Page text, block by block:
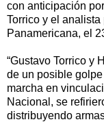
con anticipación
Torrico y el
Panamericana, el
“Gustavo Torrico y
de un posible
marcha en
Nacional, se
distribuyendo